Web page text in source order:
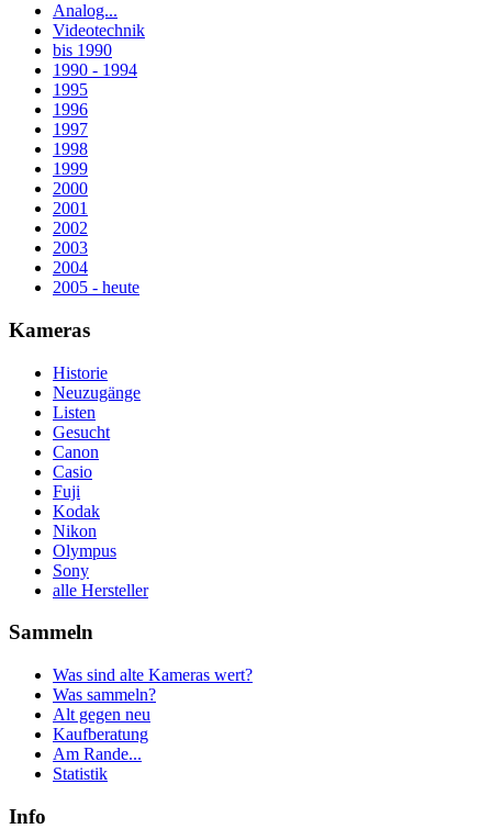
Analog...
Videotechnik
bis 1990
1990 - 1994
1995
1996
1997
1998
1999
2000
2001
2002
2003
2004
2005 - heute
Kameras
Historie
Neuzugänge
Listen
Gesucht
Canon
Casio
Fuji
Kodak
Nikon
Olympus
Sony
alle Hersteller
Sammeln
Was sind alte Kameras wert?
Was sammeln?
Alt gegen neu
Kaufberatung
Am Rande...
Statistik
Info